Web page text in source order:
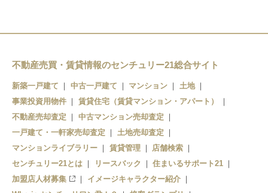
八木沢
不動産売買・賃貸情報のセンチュリー21総合サイト
新築一戸建て 中古一戸建て マンション
土地
事業投資用物件
賃貸住宅（賃貸マンション・アパート）
不動産売却査定
中古マンション売却査定
一戸建て・一軒家売却査定
土地売却査定
マンションライブラリー
賃貸管理
店舗検索
センチュリー21とは
リースバック
住まいるサポート21
加盟店人材募集
イメージキャラクター紹介